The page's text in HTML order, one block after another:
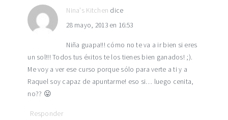
Nina's Kitchen dice
28 mayo, 2013 en 16:53
Niña guapa!!! cómo no te va a ir bien si eres
un sol!!! Todos tus éxitos te los tienes bien ganados! ;).
Me voy a ver ese curso porque sólo para verte a ti y a
Raquel soy capaz de apuntarme! eso si… luego cenita,
no?? 😛
Responder